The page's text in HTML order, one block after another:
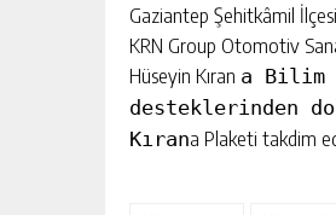
Gaziantep Şehitkâmil
KRN Group Otomotiv
Hüseyin Kıran a Bilim
desteklerinden
Kırana Plaketi takdim